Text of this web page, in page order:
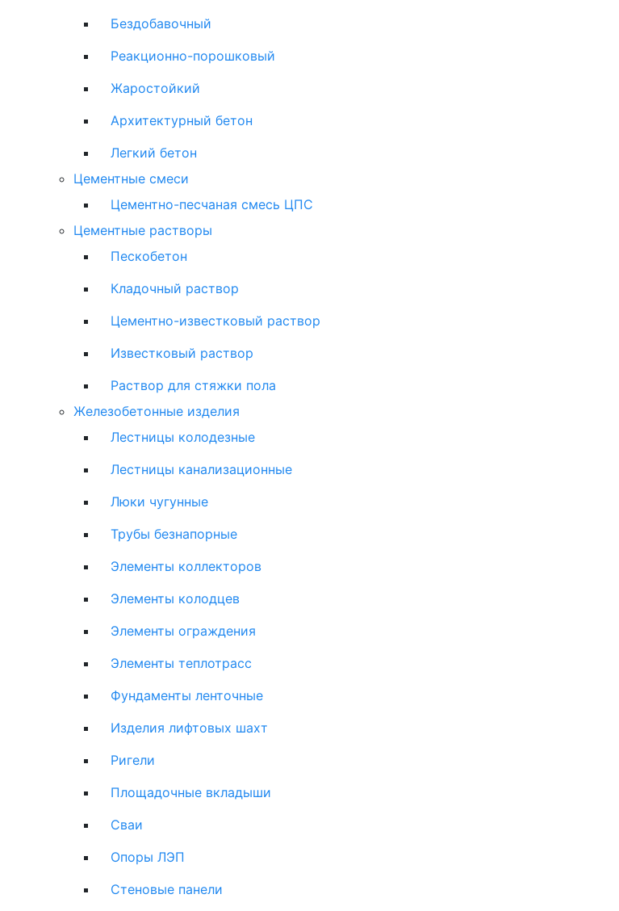
Бездобавочный
Реакционно-порошковый
Жаростойкий
Архитектурный бетон
Легкий бетон
Цементные смеси
Цементно-песчаная смесь ЦПС
Цементные растворы
Пескобетон
Кладочный раствор
Цементно-известковый раствор
Известковый раствор
Раствор для стяжки пола
Железобетонные изделия
Лестницы колодезные
Лестницы канализационные
Люки чугунные
Трубы безнапорные
Элементы коллекторов
Элементы колодцев
Элементы ограждения
Элементы теплотрасс
Фундаменты ленточные
Изделия лифтовых шахт
Ригели
Площадочные вкладыши
Сваи
Опоры ЛЭП
Стеновые панели